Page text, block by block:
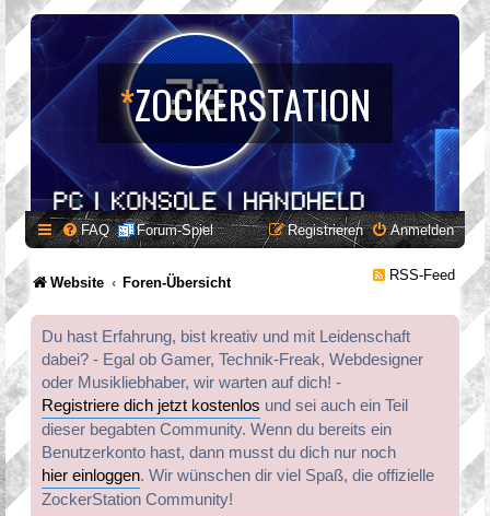
*ZOCKERSTATION
FAQ Forum-Spiel Anmelden
Registrieren
Website Foren-Übersicht RSS-Feed
Du hast Erfahrung, bist kreativ und mit Leidenschaft
dabei? - Egal ob Gamer, Technik-Freak, Webdesigner
oder Musikliebhaber, wir warten auf dich! -
Registriere dich jetzt kostenlos und sei auch ein Teil
dieser begabten Community. Wenn du bereits ein
Benutzerkonto hast, dann musst du dich nur noch
hier einloggen. Wir wünschen dir viel Spaß, die offizielle
ZockerStation Community!